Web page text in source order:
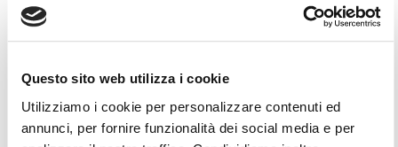
Questo sito web utilizza i cookie
Utilizziamo i cookie per personalizzare contenuti ed
annunci, per fornire funzionalità dei social media e per